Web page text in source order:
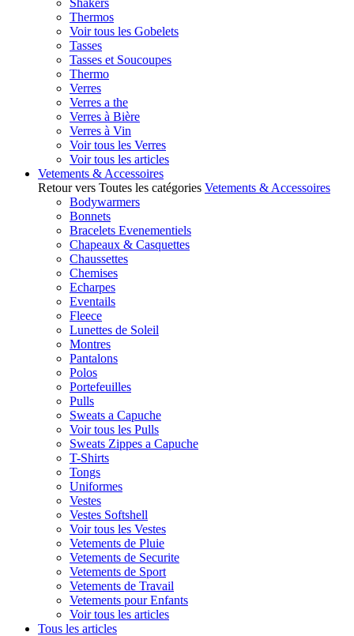
Shakers
Thermos
Voir tous les Gobelets
Tasses
Tasses et Soucoupes
Thermo
Verres
Verres a the
Verres à Bière
Verres à Vin
Voir tous les Verres
Voir tous les articles
Vetements & Accessoires
Retour vers Toutes les catégories Vetements & Accessoires
Bodywarmers
Bonnets
Bracelets Evenementiels
Chapeaux & Casquettes
Chaussettes
Chemises
Echarpes
Eventails
Fleece
Lunettes de Soleil
Montres
Pantalons
Polos
Portefeuilles
Pulls
Sweats a Capuche
Voir tous les Pulls
Sweats Zippes a Capuche
T-Shirts
Tongs
Uniformes
Vestes
Vestes Softshell
Voir tous les Vestes
Vetements de Pluie
Vetements de Securite
Vetements de Sport
Vetements de Travail
Vetements pour Enfants
Voir tous les articles
Tous les articles